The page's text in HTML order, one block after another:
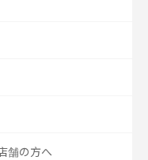
舗の方へ